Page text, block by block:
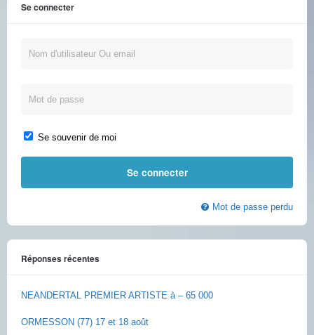
Se connecter
Se souvenir de moi
Mot de passe perdu
Réponses récentes
NEANDERTAL PREMIER ARTISTE à – 65 000
ORMESSON (77) 17 et 18 août